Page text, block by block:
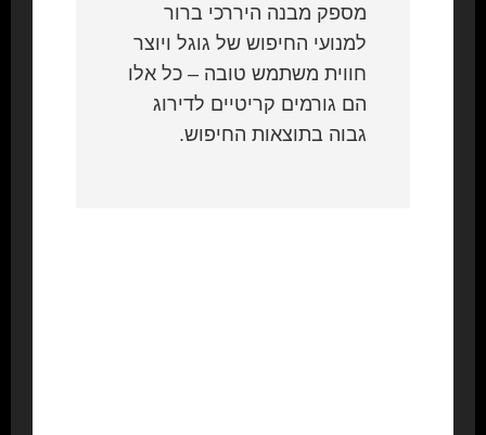
מספק מבנה היררכי ברור
למנועי החיפוש של גוגל ויוצר
חווית משתמש טובה – כל אלו
הם גורמים קריטיים לדירוג
גבוה בתוצאות החיפוש.